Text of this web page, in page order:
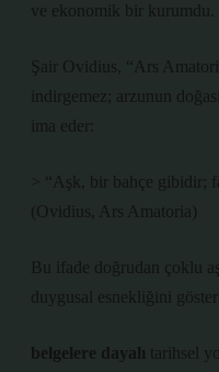
ve ekonomik bir kurumdu.
Şair Ovidius, “Ars
indirgemez; arzunun
ima eder:
> “Aşk, bir bahçe gibidir;
(Ovidius, Ars Amatoria)
Bu ifade doğrudan çoklu
duygusal esnekliğini
belgelere dayalı tarihsel